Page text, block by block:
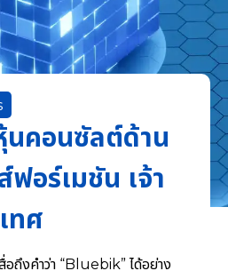
นคอนซัลต์ด้าน
อร์เมชัน เจ้า
ทศ
งคำว่า “Bluebik” ได้อย่าง